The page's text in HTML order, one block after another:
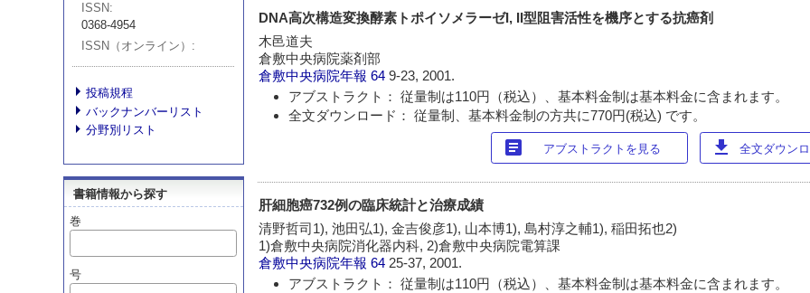
ISSN
0368-4954
ISSN（オンライン）
投稿規程
バックナンバーリスト
分野別リスト
書籍情報から探す
巻
号
DNA高次構造変換酵素トポイソメラーゼI, II型阻害活性を機序とする抗癌剤
木邑道夫
倉敷中央病院薬剤部
倉敷中央病院年報 649-23, 2001.
アブストラクト： 従量制は110円（税込）、基本料金制は基本料金に含まれます。
全文ダウンロード： 従量制、基本料金制の方共に770円(税込) です。
article アブストラクトを見る download 全文ダウン
肝細胞癌732例の臨床統計と治療成績
清野哲司1), 池田弘1), 金吉俊彦1), 山本博1), 島村淳之輔1), 稲田拓也2)
1)倉敷中央病院消化器内科, 2)倉敷中央病院電算課
倉敷中央病院年報 64 25-37, 2001.
アブストラクト： 従量制は110円（税込）、基本料金制は基本料金に含まれます。